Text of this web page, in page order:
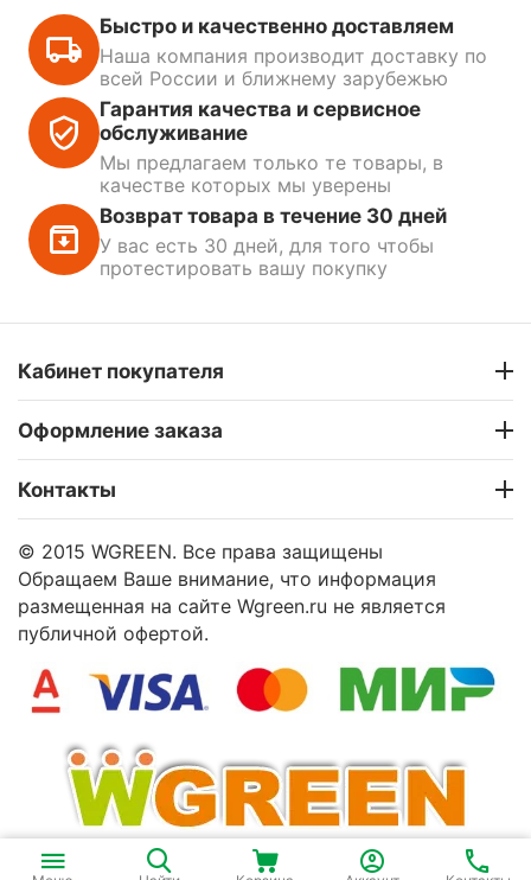
Быстро и качественно доставляем
Наша компания производит доставку по
всей России и ближнему зарубежью
Гарантия качества и сервисное
обслуживание
Мы предлагаем только те товары, в
качестве которых мы уверены
Возврат товара в течение 30 дней
У вас есть 30 дней, для того чтобы
протестировать вашу покупку
Кабинет покупателя
Оформление заказа
Контакты
© 2015 WGREEN. Все права защищены
Обращаем Ваше внимание, что информация
размещенная на сайте Wgreen.ru не является
публичной офертой.